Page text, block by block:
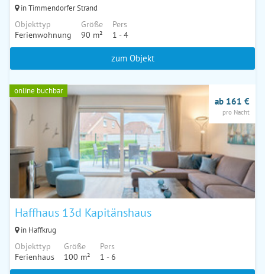
in Timmendorfer Strand
Objekttyp
Ferienwohnung
Größe
90 m²
Pers
1 - 4
zum Objekt
online buchbar
Haffhaus 13d Kapitänshaus
in Haffkrug
Objekttyp
Ferienhaus
Größe
100 m²
Pers
1 - 6
ab 161 €
pro Nacht